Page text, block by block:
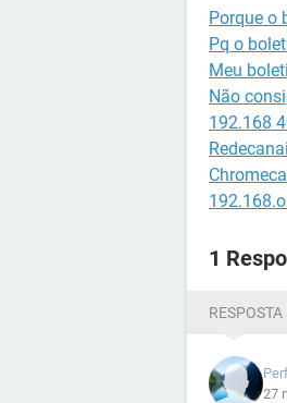
Porque o
Pq o
Meu
Não
192.168
1
RESPOSTA
27